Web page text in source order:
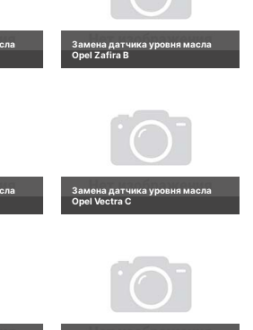
Замена датчика уровня масла
Opel Zafira B
Замена датчика уровня масла
Opel Vectra C